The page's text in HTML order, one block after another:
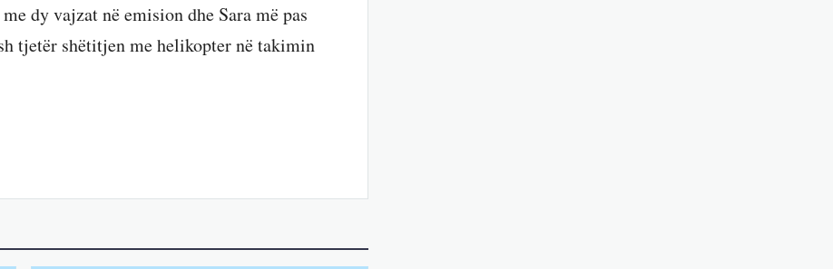
dy vajzat në emision dhe Sara më pas
tjetër shëtitjen me helikopter në takimin